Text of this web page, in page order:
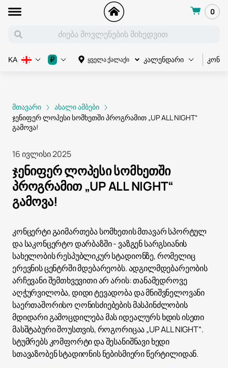
0
ყველა ქალაქი კალენდარი
KA ₽
მთავარი
ახალი ამბები
ჯენიფერ ლოპესი სომხეთში პროგრამით „UP ALL NIGHT“
გამოვა!
16 ივლისი 2025
ჯენიფერ ლოპესი სომხეთში
პროგრამით „UP ALL NIGHT“
გამოვა!
კონცერტი გაიმართება სომხეთის მთავარ სპორტულ
და საკონცერტო დარბაზში - ვაზგენ სარგსიანის
სახელობის რესპუბლიკურ სტადიონზე, რომელიც
ერევნის ცენტრში მდებარეობს. ადგილმდებარეობის
არჩევანი შემთხვევითი არ არის: თანამედროვე
აღჭურვილობა, დიდი ტევადობა და მნიშვნელოვანი
საერთაშორისო ღონისძიებების მასპინძლობის
მდიდარი გამოცდილება მას იდეალურს ხდის ისეთი
მასშტაბური შოუსთვის, როგორიცაა „UP ALL NIGHT“.
სტუმრებს კომფორტი და შესანიშნავი ხედი
სთავაზობენ სტადიონის ნებისმიერი წერტილიდან.